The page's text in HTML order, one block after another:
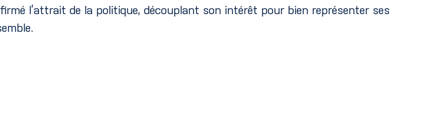
l’attrait de la politique, découplant son intérêt pour bien représenter ses